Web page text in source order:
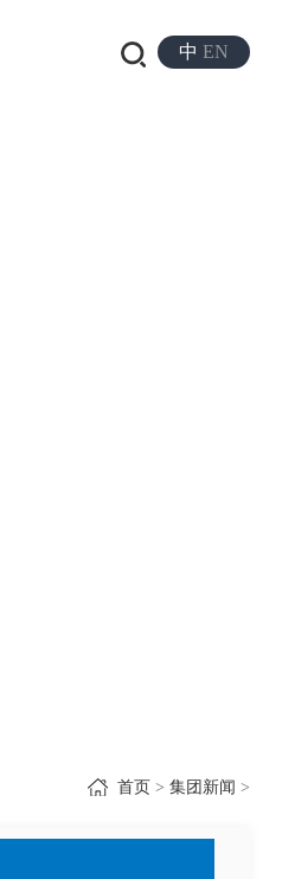
中EN
首页 >集团新闻 >